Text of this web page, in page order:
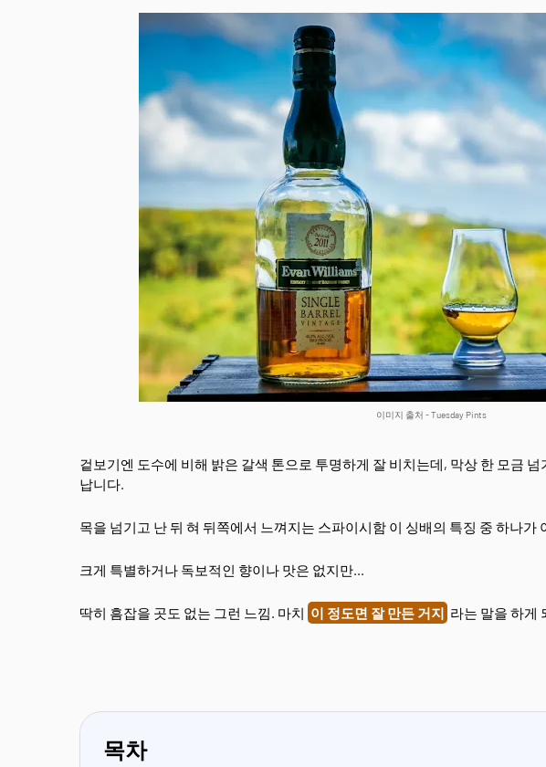
이미지 출처 - Tuesday Pints
겉보기엔 도수에 비해 밝은 갈색 톤으로 투명하게 잘 비치는데, 막상 한 모금
납니다.
목을 넘기고 난 뒤 혀 뒤쪽에서 느껴지는 스파이시함 이 싱배의 특징 중 하나가
크게 특별하거나 독보적인 향이나 맛은 없지만...
딱히 흠잡을 곳도 없는 그런 느낌. 마치 이 정도면 잘 만든 거지 라는 말을 하게
목차